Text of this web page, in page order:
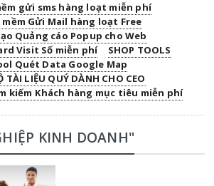
gửi sms hàng loạt miễn phí
mềm Gửi Mail hàng loạt Free
Quảng cáo Popup cho Web
Visit Số miễn phí
SHOP TOOLS
Quét Data Google Map
TÀI LIỆU QUÝ DÀNH CHO CEO
kiếm Khách hàng mục tiêu miễn phí
KINH DOANH"